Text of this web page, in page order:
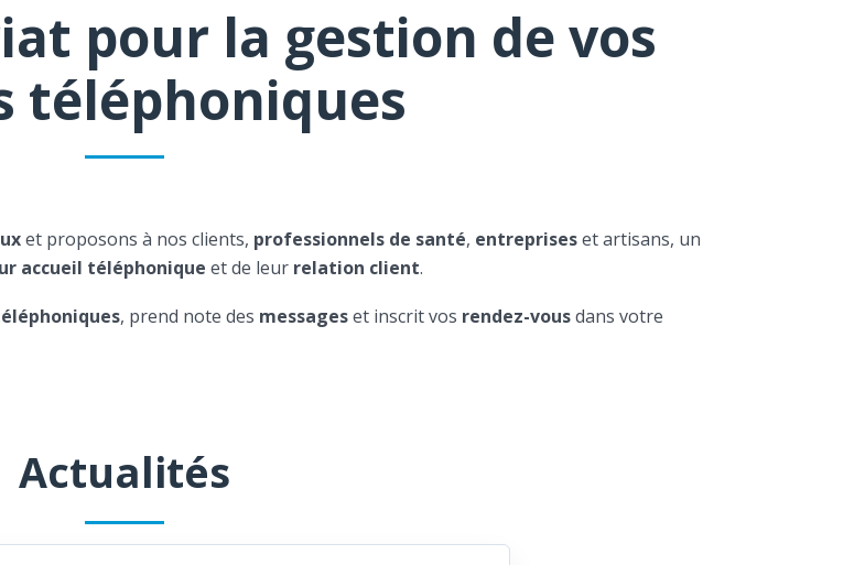
pour la gestion de vos
téléphoniques
et proposons à nos clients, professionnels de santé, entrepriseset artisans, un
accueil téléphonique et de leur relation client.
, prend note des messageset inscrit vos rendez-vousdans votre
Actualités